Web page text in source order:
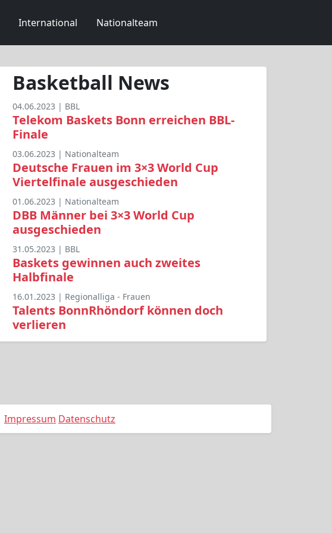
International Nationalteam
Basketball News
04.06.2023 | BBL
Telekom Baskets Bonn erreichen BBL-
Finale
03.06.2023 | Nationalteam
Deutsche Frauen im 3×3 World Cup
Viertelfinale ausgeschieden
01.06.2023 | Nationalteam
DBB Männer bei 3×3 World Cup
ausgeschieden
31.05.2023 | BBL
Baskets gewinnen auch zweites
Halbfinale
16.01.2023 | Regionalliga - Frauen
Talents BonnRhöndorf können doch
verlieren
Impressum Datenschutz